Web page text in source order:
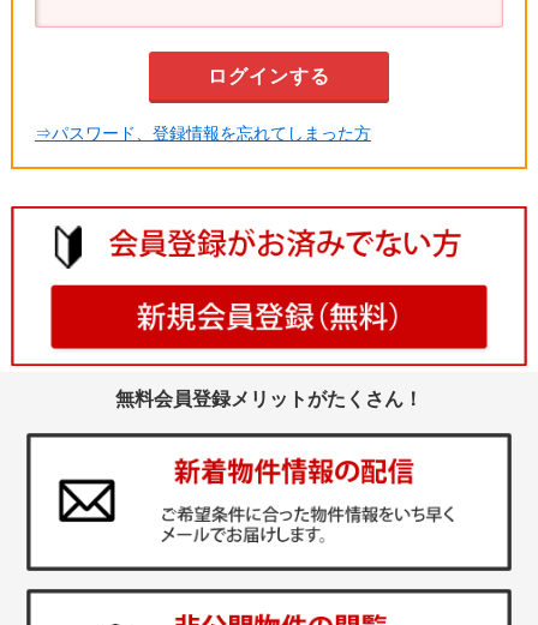
⇒パスワード、登録情報を忘れてしまった方
無料会員登録メリットがたくさん！